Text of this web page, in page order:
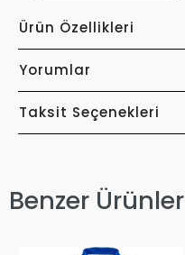
Ürün Özellikleri
Yorumlar
Taksit Seçenekleri
Benzer Ürünler